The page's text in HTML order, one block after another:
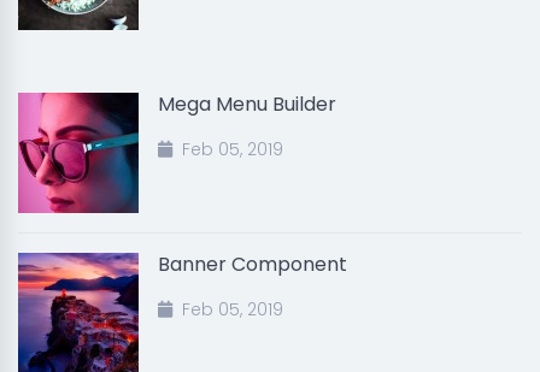
Mega Menu Builder
Feb 05, 2019
Banner Component
Feb 05, 2019